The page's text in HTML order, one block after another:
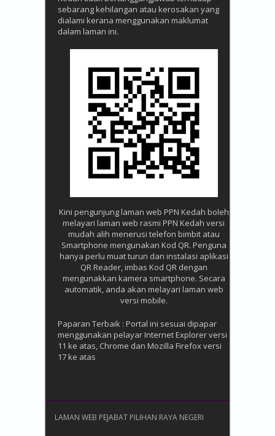
sebarang kehilangan atau kerosakan yang
dialami kerana menggunakan maklumat
dalam laman ini.
Kini pengunjung laman web PPN Kedah boleh
melayari laman web rasmi PPN Kedah versi
mudah alih menerusi telefon bimbit atau
Smartphone mengunakan Kod QR. Penguna
hanya perlu muat turun dan instalasi aplikasi
QR Reader, imbas Kod QR dengan
mengunakkan kamera smartphone. Secara
automatik, anda akan melayari laman web
versi mobile.
Paparan Terbaik : Portal ini sesuai dipapar
menggunakan pelayar Internet Explorer versi
11 ke atas, Chrome dan Mozilla Firefox versi
17 ke atas
LAMAN WEB PEJABAT PILIHAN RAYA NEGERI